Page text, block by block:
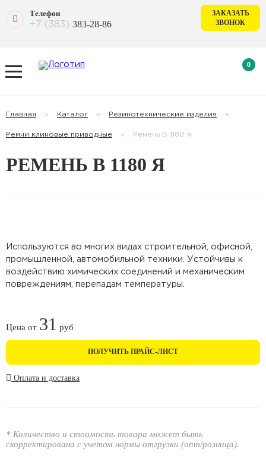
Телефон
+7 (383) 383-28-86
ЗАКАЗАТЬ
ЗВОНОК
0
Главная » Каталог » Резинотехнические изделия »
Ремни клиновые приводные » Ремень В 1180 я
РЕМЕНЬ В 1180 Я
Используются во многих видах строительной, офисной,
промышленной, автомобильной техники. Устойчивы к
воздействию химических соединений и механическим
повреждениям, перепадам температуры.
Цена от 31 руб
ПОЛУЧИТЬ ПРАЙС-ЛИСТ
Оплата и доставка
* Количество и стоимость товара может быть
скорректирована с учетом нормы отгрузки (опт/розница).